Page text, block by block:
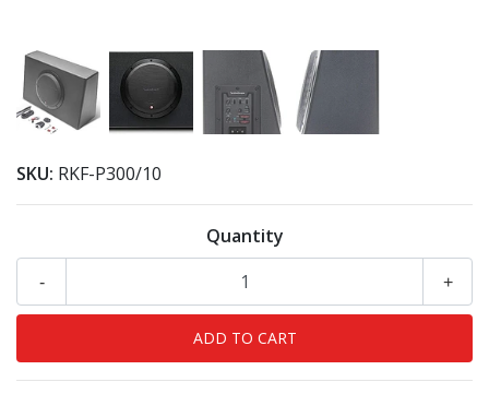
SKU: RKF-P300/10
Quantity
+
-